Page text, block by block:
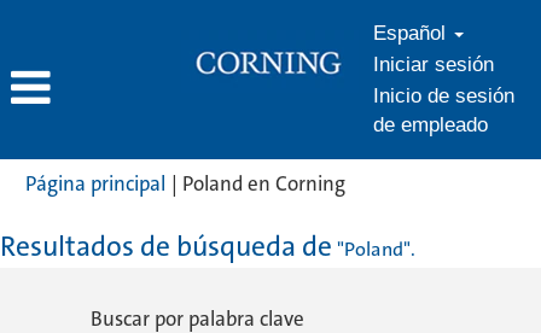
Español
Iniciar sesión
Inicio de sesión
de empleado
Página principal | Poland en Corning(página
Resultados de búsqueda de "Poland".
Buscar por palabra clave